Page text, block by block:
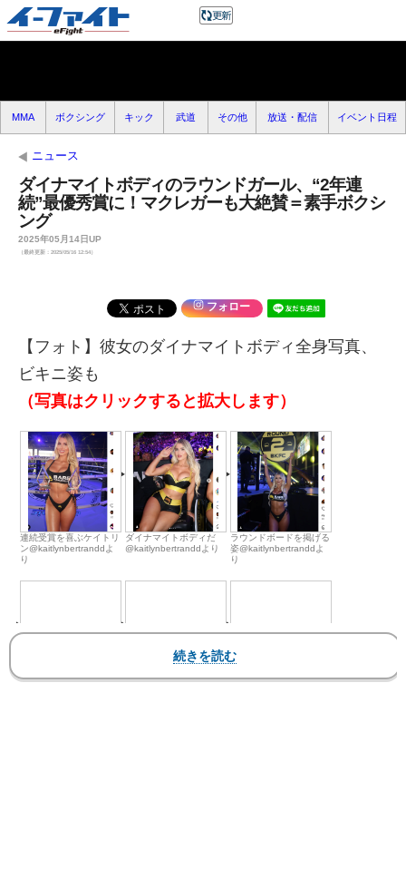
MMA ボクシング キック 武道 その他 放送・配信 イベント日程
ニュース
ダイナマイトボディのラウンドガール、“2年連
続”最優秀賞に！マクレガーも大絶賛＝素手ボクシ
ング
2025年05月14日UP
（最終更新：2025/05/16 12:54）
フォロー
【フォト】彼女のダイナマイトボディ全身写真、
ビキニ姿も
（写真はクリックすると拡大します）
連続受賞を喜ぶケイトリ
ン@kaitlynbertranddよ
り
ダイナマイトボディだ
@kaitlynbertranddより
ラウンドボードを掲げる
姿@kaitlynbertranddよ
り